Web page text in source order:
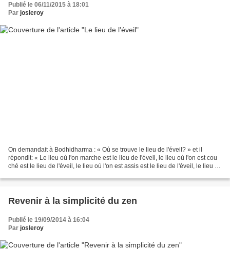
Publié le 06/11/2015 à 18:01
Par josleroy
On demandait à Bodhidharma : « Où se trouve le lieu de l'éveil? » et il
répondit: « Le lieu où l'on marche est le lieu de l'éveil, le lieu où l'on est cou
ché est le lieu de l'éveil, le lieu où l'on est assis est le lieu de l'éveil, le lieu où
Revenir à la simplicité du zen
Publié le 19/09/2014 à 16:04
Par josleroy